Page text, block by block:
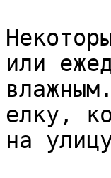
или
елку,
на